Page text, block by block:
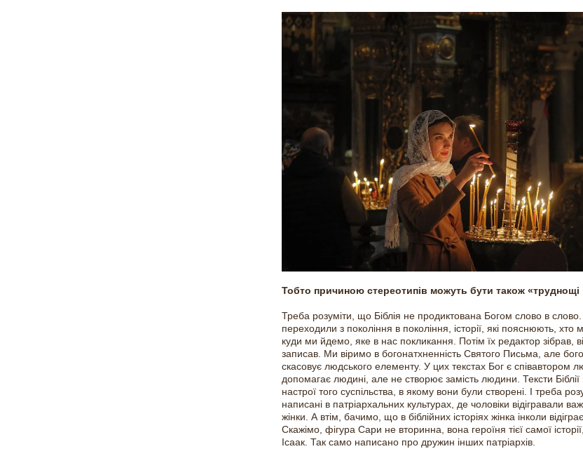
Тобто причиною стереотипів можуть бути також «труднощі
Треба розуміти, що Біблія не продиктована Богом слово в
переходили з покоління в покоління, історії, які пояснюють, хто
куди ми йдемо, яке в нас покликання. Потім їх редактор зібрав,
записав. Ми віримо в богонатхненність Святого Письма, але
скасовує людського елементу. У цих текстах Бог є співавтором
допомагає людині, але не створює замість людини. Тексти Біблії
настрої того суспільства, в якому вони були створені. І треба
написані в патріархальних культурах, де чоловіки відігравали
жінки. А втім, бачимо, що в біблійних історіях жінка інколи
Скажімо, фігура Сари не вторинна, вона героїня тієї самої
Ісаак. Так само написано про дружин інших патріархів.